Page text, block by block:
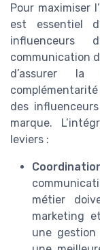
Pour maximiser
est essentiel
communication
d’assurer la
des
marque.
leviers :
métier
marketing
une